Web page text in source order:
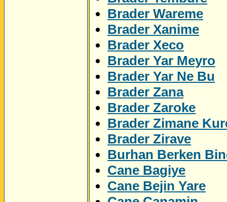
Brader Wareme
Brader Xanime
Brader Xeco
Brader Yar Meyro
Brader Yar Ne Bu
Brader Zana
Brader Zaroke
Brader Zimane
Brader Zirave
Burhan Berken
Cane Bagiye
Cane Bejin Yare